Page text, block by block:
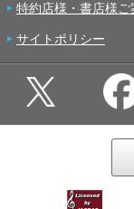
特約店様・書店様ご
サイトポリシー